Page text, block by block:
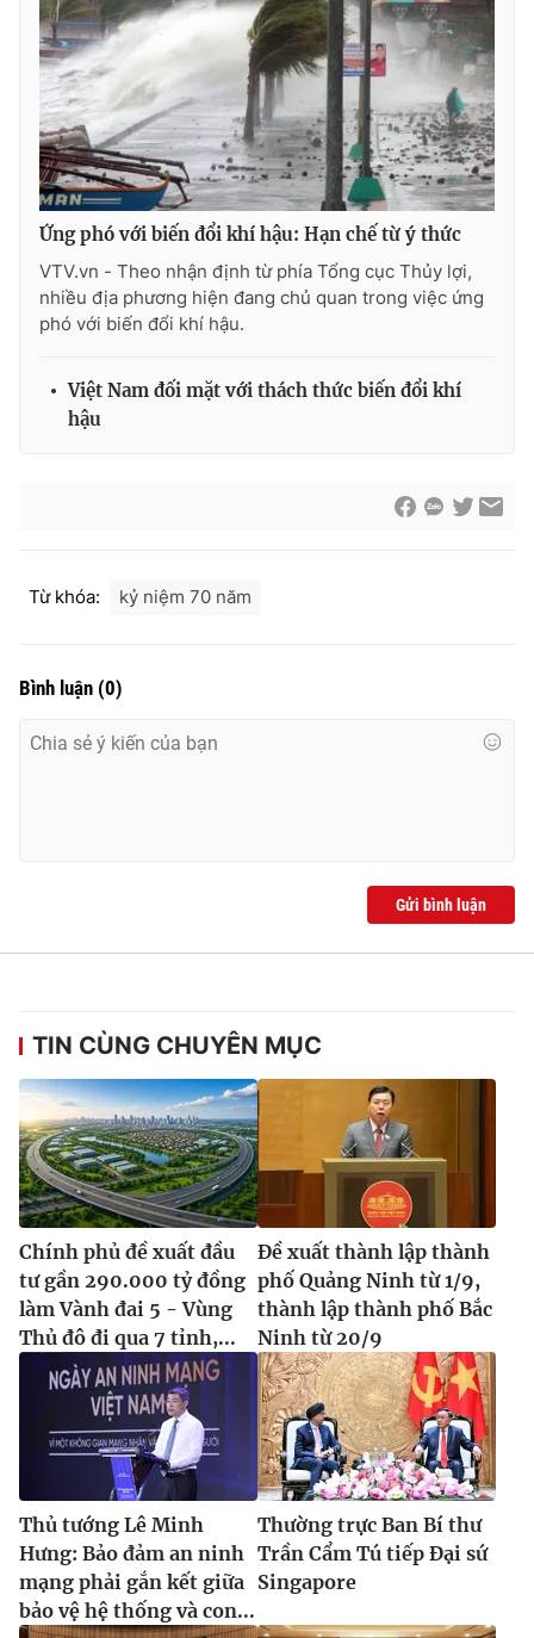
VTV Money VTV Thể thao
VTV Sức khoẻ Bất động sản
Thị trường 24h Tấm lòng Việt
VTV4 Vươn mình bằng AI
VTV9 VTV8
Liên hệ tòa soạn English
Cơ quan chủ quản:
024.38 355 931 - 024.38 355 932
® Cấm sao chép dưới mọi hình thức nếu không có sự chấp
thuận bằng văn bản. Ghi rõ nguồn VTV.vn khi phát hành lại
thông tin từ website này.
Ứng phó với biến đổi khí hậu: Hạn chế từ ý thức
VTV.vn - Theo nhận định từ phía Tổng cục Thủy lợi,
nhiều địa phương hiện đang chủ quan trong việc ứng
phó với biến đổi khí hậu.
Việt Nam đối mặt với thách thức biến đổi khí
hậu
Từ khóa: kỷ niệm 70 năm
Bình luận (0)
Gửi bình luận
TIN CÙNG CHUYÊN MỤC
Chính phủ đề xuất đầu
tư gần 290.000 tỷ đồng
làm Vành đai 5 - Vùng
Thủ đô đi qua 7 tỉnh,...
Đề xuất thành lập thành
phố Quảng Ninh từ 1/9,
thành lập thành phố Bắc
Ninh từ 20/9
Thủ tướng Lê Minh
Hưng: Bảo đảm an ninh
mạng phải gắn kết giữa
bảo vệ hệ thống và con...
Thường trực Ban Bí thư
Trần Cẩm Tú tiếp Đại sứ
Singapore